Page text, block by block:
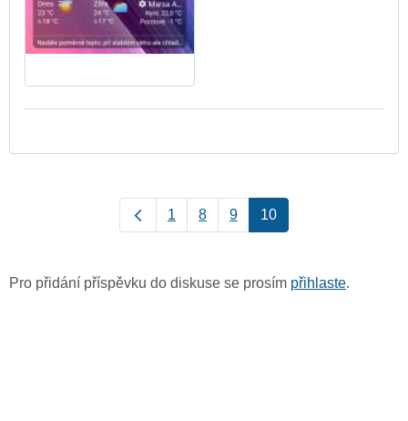
1 8 9 10
Pro přidání příspěvku do diskuse se prosím přihlaste.